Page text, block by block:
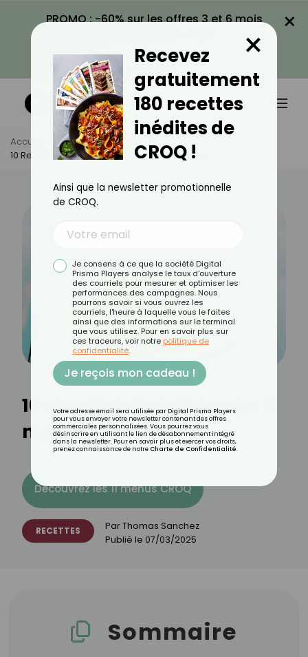
PROMO : -60% sur les offres 3 et 6 mois
VOIR LA PROMO
×
Accueil Actus
Recettes
10 Recettes De Printemps À Moins De 3 Euros
10 recettes de printemps à
moins de 3 euros
Découvrez les 11 menus CROQ
RECETTES ParThomas Sanchez
Publié le 07/03/2025
Sommaire
Recevez
gratuitement
180 recettes
inédites de
CROQ !
×
Ainsi que la newsletter promotionnelle
de CROQ.
Je consens à ce que la société Digital
Prisma Players analyse le taux d'ouverture
des courriels pour mesurer et optimiser les
performances des campagnes. Nous
pourrons savoir si vous ouvrez les
courriels, l'heure à laquelle vous le faites
ainsi que des informations sur le terminal
que vous utilisez. Pour en savoir plus sur
ces traceurs, voir notre politique de
confidentialité.
Je reçois mon cadeau !
Votre adresse email sera utilisée par Digital Prisma Players
pour vous envoyer votre newsletter contenant des offres
commerciales personnalisées. Vous pourrez vous
désinscrire en utilisant le lien de désabonnement intégré
dans la newsletter. Pour en savoir plus et exercer vos droits,
prenez connaissance de notre Charte de Confidentialité.